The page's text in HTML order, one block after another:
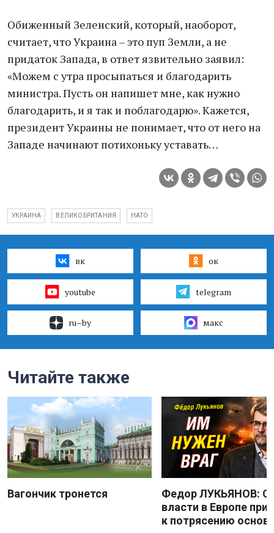
Обиженный Зеленский, который, наоборот,
считает, что Украина – это пуп Земли, а не
придаток Запада, в ответ язвительно заявил:
«Можем с утра просыпаться и благодарить
министра. Пусть он напишет мне, как нужно
благодарить, и я так и поблагодарю». Кажется,
президент Украины не понимает, что от него на
Западе начинают потихоньку уставать…
УКРАИНА ВЕЛИКОБРИТАНИЯ НАТО
вк ок
youtube telegram
ru–by макс
Читайте также
Вагончик тронется
Федор ЛУКЬЯНОВ:
власти в Европе
к потрясению основ